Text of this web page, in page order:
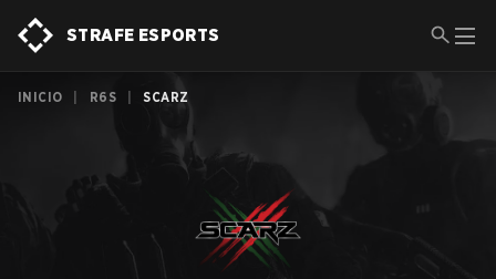
STRAFE ESPORTS
INICIO R6S SCARZ